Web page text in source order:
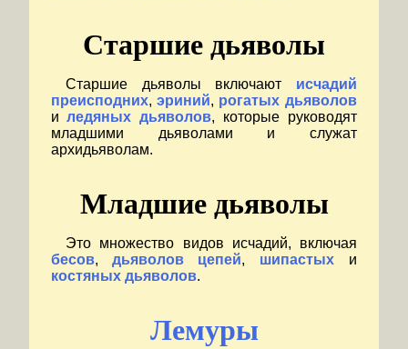
Старшие дьяволы
Старшие дьяволы включают исчадий
преисподних, эриний, рогатых дьяволов
и ледяных дьяволов, которые руководят
младшими дьяволами и служат
архидьяволам.
Младшие дьяволы
Это множество видов исчадий, включая
бесов, дьяволов цепей, шипастых и
костяных дьяволов.
Лемуры